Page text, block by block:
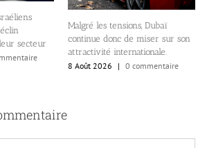
secteur
Malgré les tensions, Dubaï
continue donc de miser sur son
attractivité internationale.
8 Août 2026
| 0 commentaire